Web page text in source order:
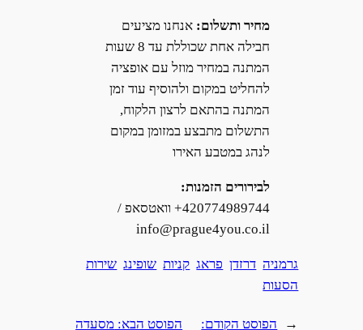
מחיר ותשלום: אנחנו מציעים
חבילה אחת שכוללת עד 8 שעות
המתנה במחיר מוזל עם אופציה
להחליט במקום ולהוסיף עוד זמן
המתנה בהתאם לרצון הלקוח,
התשלום מתבצע במזומן במקום
לנהג במטבע האירו
לבירורים הזמנות:
420774989744+ וואטסאפ /
info@prague4you.co.il
גרמניה דרזדן פראג קניות שופינג שירות
הסעות
←
הפוסט הקודם:
הפוסט הבא: מסעדה